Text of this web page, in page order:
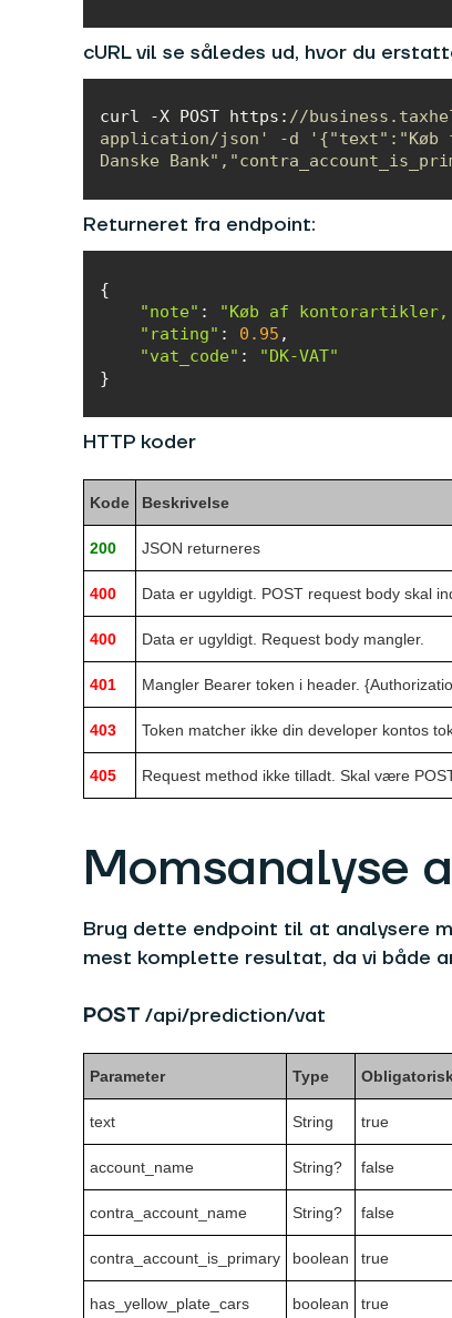
cURL vil se således ud, hvor du
curl -X POST https: //
application/json' -d '{"text":"Køb
Danske
Returneret fra endpoint:
"note" : "Køb af kontorartikler,
"rating" : 0.95
"vat_code" :
"DK-VAT"
}
HTTP koder
Kode Beskrivelse
200 JSON returneres
400 Data er ugyldigt. POST request body skal
400 Data er ugyldigt. Request body mangler.
401 Mangler Bearer token i header.
403 Token matcher ikke din developer kontos
405 Request method ikke tilladt. Skal være
Momsanalyse
Brug dette endpoint til at analysere
mest komplette resultat, da vi både
POST /api/prediction/vat
Parameter Type
text String true
account_name String? false
contra_account_name String? false
contra_account_is_primary boolean true
has_yellow_plate_cars boolean true